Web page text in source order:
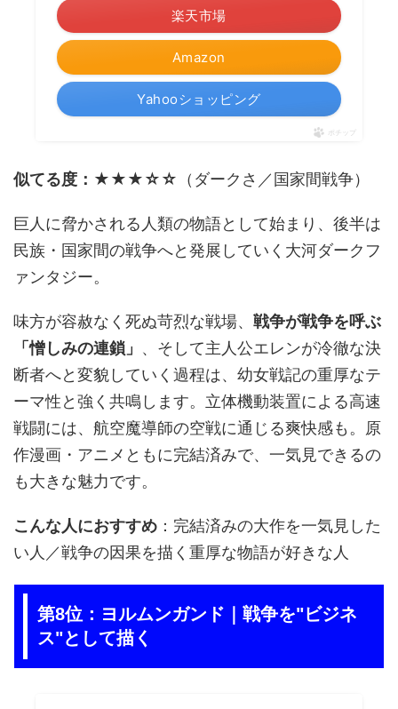
Amazon
楽天市場
Yahooショッピング
ポチップ
似てる度：★★★☆☆ （ダークさ／国家間戦争）
巨人に脅かされる人類の物語として始まり、後半は
民族・国家間の戦争へと発展していく大河ダークフ
ァンタジー。
味方が容赦なく死ぬ苛烈な戦場、 戦争が戦争を呼ぶ
「憎しみの連鎖」 、そして主人公エレンが冷徹な決
断者へと変貌していく過程は、幼女戦記の重厚なテ
ーマ性と強く共鳴します。立体機動装置による高速
戦闘には、航空魔導師の空戦に通じる爽快感も。原
作漫画・アニメともに完結済みで、一気見できるの
も大きな魅力です。
こんな人におすすめ ：完結済みの大作を一気見した
い人／戦争の因果を描く重厚な物語が好きな人
第8位：ヨルムンガンド｜戦争を"ビジネ
ス"として描く